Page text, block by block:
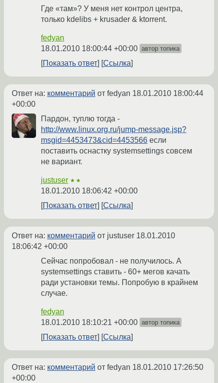
Где «там»? У меня нет контрол центра,
только kdelibs + krusader & ktorrent.
fedyan
18.01.2010 18:00:44 +00:00 автор топика
Показать ответ Ссылка
Ответ на: комментарий от fedyan 18.01.2010 18:00:44
+00:00
Пардон, туплю тогда -
http://www.linux.org.ru/jump-message.jsp?
msgid=4453473&cid=4453566 если
поставить оснастку systemsettings совсем
не вариант.
justuser ★★
18.01.2010 18:06:42 +00:00
Показать ответ
Ссылка
Ответ на: комментарий от justuser 18.01.2010
18:06:42 +00:00
Сейчас попробовал - не получилось. А
systemsettings ставить - 60+ мегов качать
ради установки темы. Попробую в крайнем
случае.
fedyan
18.01.2010 18:10:21 +00:00 автор топика
Показать ответ Ссылка
Ответ на: комментарий от fedyan 18.01.2010 17:26:50
+00:00